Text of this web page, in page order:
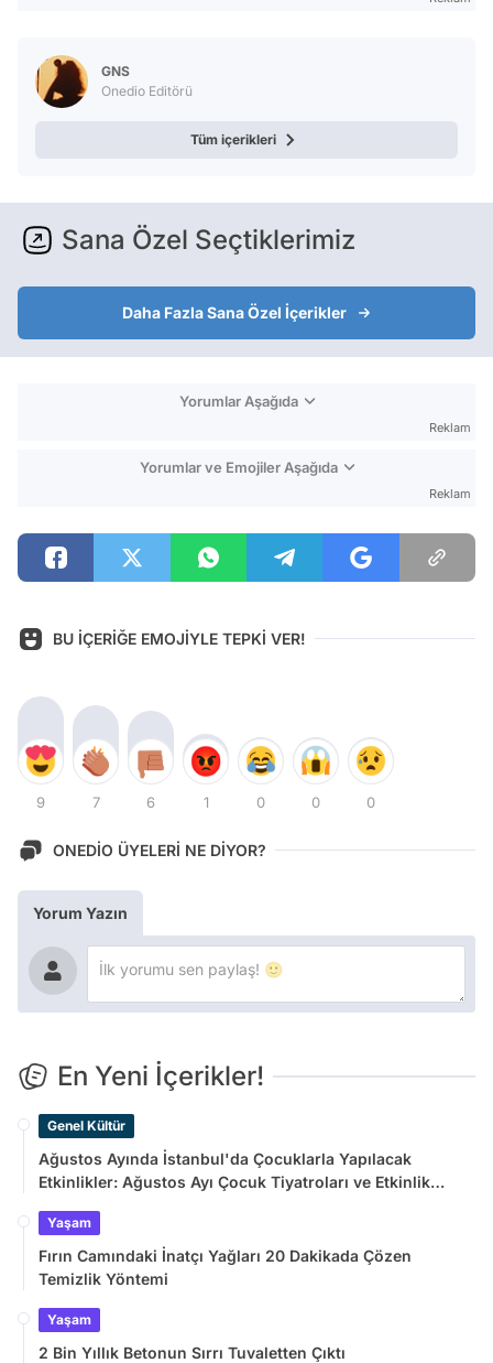
GNS
Onedio Editörü
Tüm içerikleri
Sana Özel Seçtiklerimiz
Daha Fazla Sana Özel İçerikler
Yorumlar Aşağıda
Reklam
Yorumlar ve Emojiler Aşağıda
Reklam
BU İÇERİĞE EMOJİYLE TEPKİ VER!
9 7 6 1 0 0 0
ONEDİO ÜYELERİ NE DİYOR?
Yorum Yazın
En Yeni İçerikler!
Genel Kültür
Ağustos Ayında İstanbul'da Çocuklarla Yapılacak
Etkinlikler: Ağustos Ayı Çocuk Tiyatroları ve Etkinlik
Yaşam
Fırın Camındaki İnatçı Yağları 20 Dakikada Çözen
Temizlik Yöntemi
Yaşam
2 Bin Yıllık Betonun Sırrı Tuvaletten Çıktı